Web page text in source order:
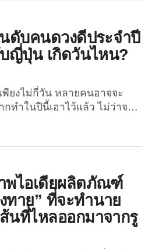
ดับคนดวงดีประจำปี
ญี่ปุ่น เกิดวันไหน?
พียงไม่กี่วัน หลายคนอาจจะ
กทำในปีนี้เอาไว้แล้ว ไม่ว่าจะ
ประจำปี 2569/2026 ตามฉบับ
ROKUYŌ (六曜) หรือ
ย” โดยอ้างอิงจากเว็บไซต์
งอันดับ 1...
พไอเดียผลิตภัณฑ์
ทาย” ที่จะทำนาย
นที่ไหลออกมาจากรู